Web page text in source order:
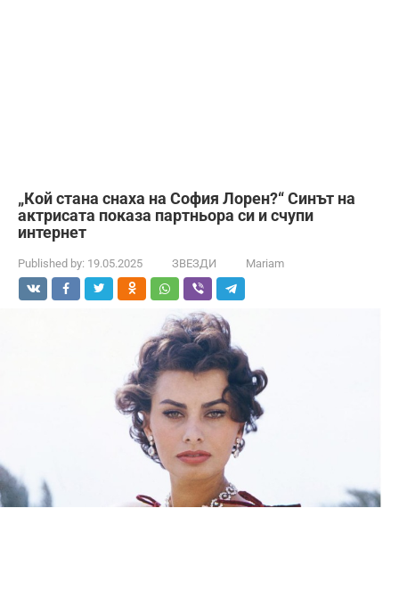
„Кой стана снаха на София Лорен?“ Синът на
актрисата показа партньора си и счупи
интернет
Published by: 19.05.2025 ЗВЕЗДИ Mariam